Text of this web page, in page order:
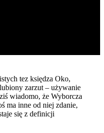
tez księdza Oko,
zarzut – używanie
wiadomo, że Wyborcza
ma inne od niej zdanie,
się z definicji